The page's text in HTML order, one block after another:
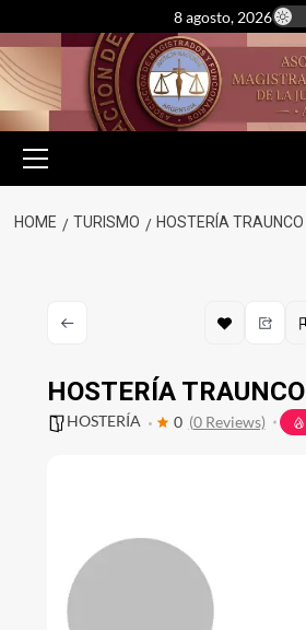
to
content
8 agosto, 2026
Menu
HOME TURISMO HOSTERÍA TRAUNCO
HOSTERÍA TRAUNCO
HOSTERÍA 0 (0 Reviews)